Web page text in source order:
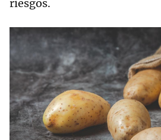
riesgos.